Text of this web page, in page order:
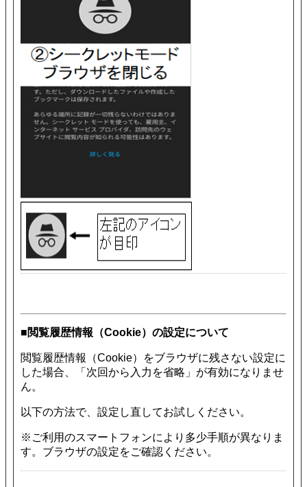
■閲覧履歴情報（Cookie）の設定について
閲覧履歴情報（Cookie）をブラウザに残さない設定に
した場合、「次回から入力を省略」が有効になりませ
ん。
以下の方法で、設定し直してお試しください。
※ご利用のスマートフォンにより多少手順が異なりま
す。ブラウザの設定をご確認ください。